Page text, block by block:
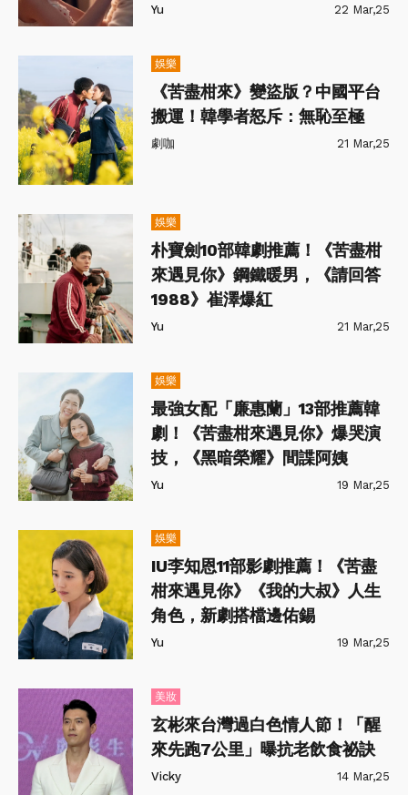
Yu 22 Mar,25
娛樂
《苦盡柑來》變盜版？中國平台
搬運！韓學者怒斥：無恥至極
劇咖 21 Mar,25
娛樂
朴寶劍10部韓劇推薦！《苦盡柑
來遇見你》鋼鐵暖男，《請回答
1988》崔澤爆紅
Yu 21 Mar,25
娛樂
最強女配「廉惠蘭」13部推薦韓
劇！《苦盡柑來遇見你》爆哭演
技，《黑暗榮耀》間諜阿姨
Yu 19 Mar,25
娛樂
IU李知恩11部影劇推薦！《苦盡
柑來遇見你》《我的大叔》人生
角色，新劇搭檔邊佑錫
Yu 19 Mar,25
美妝
玄彬來台灣過白色情人節！「醒
來先跑7公里」曝抗老飲食祕訣
Vicky 14 Mar,25